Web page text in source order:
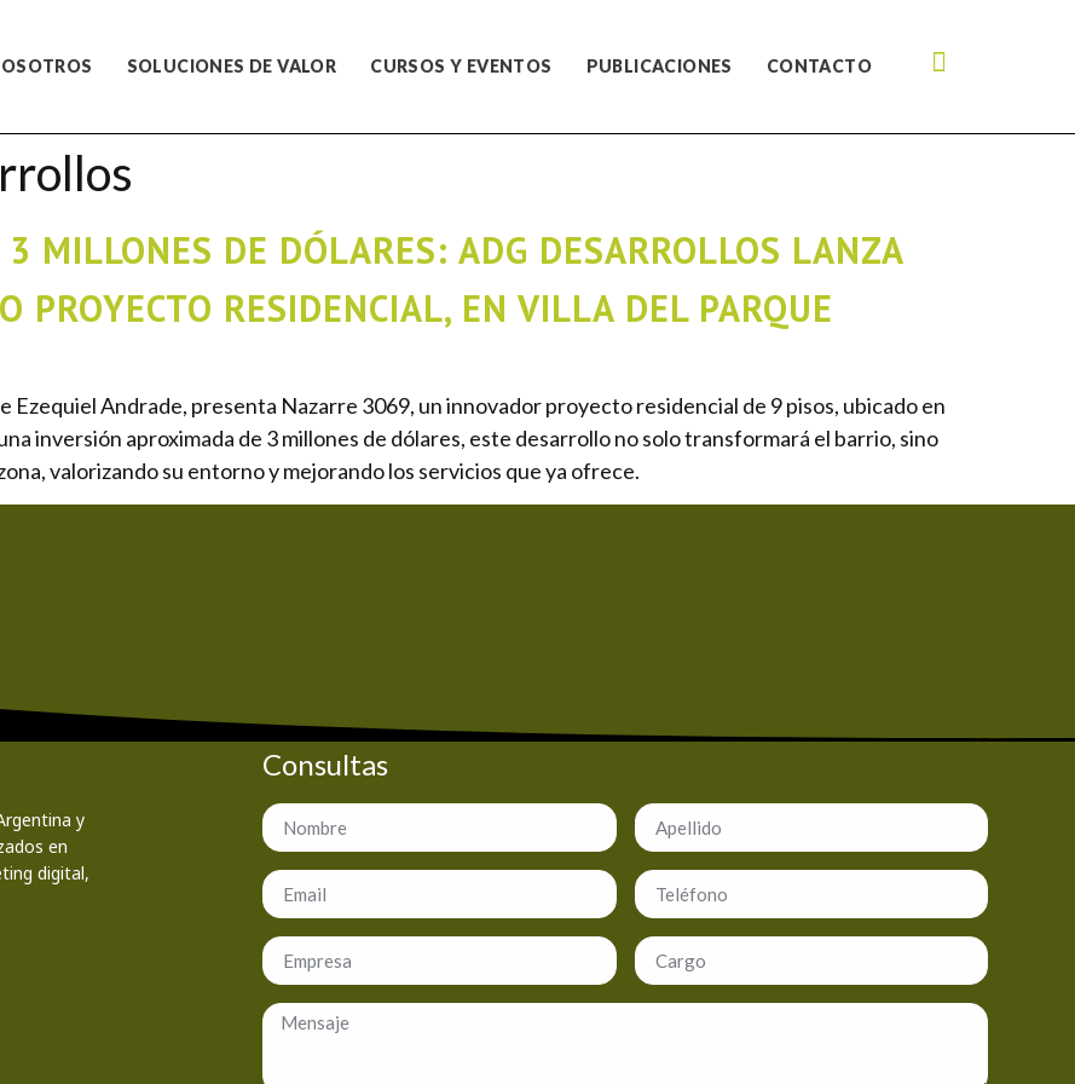
SOLUCIONES DE VALOR CURSOS Y EVENTOS PUBLICACIONES CONTACTO
MILLONES DE DÓLARES: ADG DESARROLLOS LANZA
PROYECTO RESIDENCIAL, EN VILLA DEL PARQUE
Ezequiel Andrade, presenta Nazarre 3069, un innovador proyecto residencial de 9 pisos, ubicado en
inversión aproximada de 3 millones de dólares, este desarrollo no solo transformará el barrio, sino
valorizando su entorno y mejorando los servicios que ya ofrece.
y
en
digital,
Consultas